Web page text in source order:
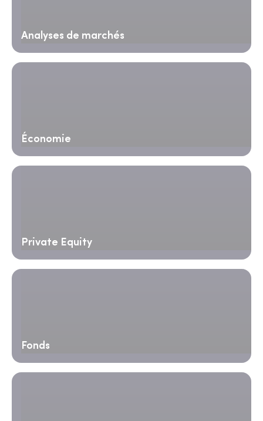
Analyses de marchés
Économie
Private Equity
Fonds